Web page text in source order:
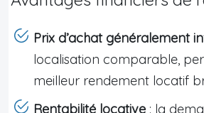
Prix d’achat généralement
localisation comparable,
meilleur rendement locatif
Rentabilité locative : la